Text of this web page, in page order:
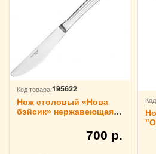
Код товара:195622
Нож столовый «Нова
бэйсик» нержавеющая
700 р.